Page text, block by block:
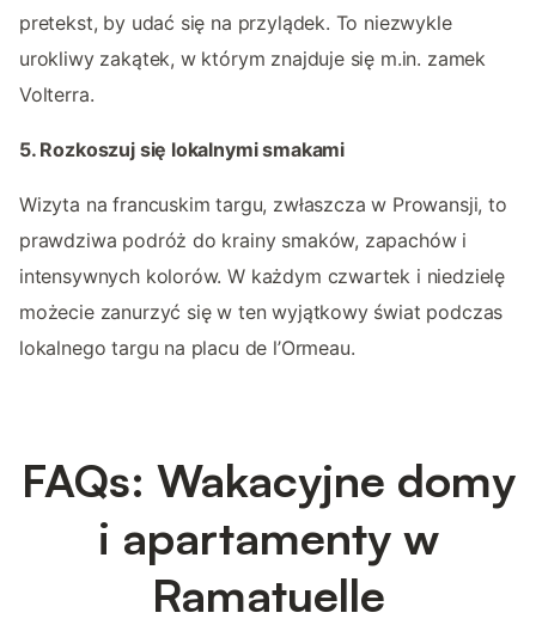
pretekst, by udać się na przylądek. To niezwykle
urokliwy zakątek, w którym znajduje się m.in. zamek
Volterra.
5. Rozkoszuj się lokalnymi smakami
Wizyta na francuskim targu, zwłaszcza w Prowansji, to
prawdziwa podróż do krainy smaków, zapachów i
intensywnych kolorów. W każdym czwartek i niedzielę
możecie zanurzyć się w ten wyjątkowy świat podczas
lokalnego targu na placu de l’Ormeau.
FAQs: Wakacyjne domy
i apartamenty w
Ramatuelle